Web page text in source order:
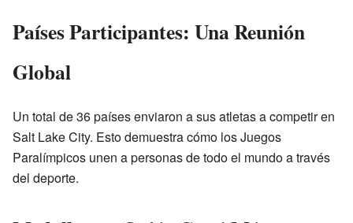
Países Participantes: Una Reunión
Global
Un total de 36 países enviaron a sus atletas a competir en
Salt Lake City. Esto demuestra cómo los Juegos
Paralímpicos unen a personas de todo el mundo a través
del deporte.